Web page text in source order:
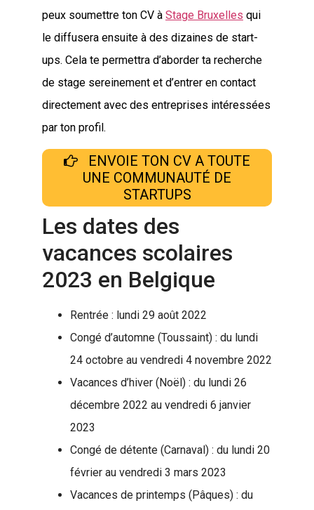
peux soumettre ton CV à Stage Bruxelles qui
le diffusera ensuite à des dizaines de start-
ups. Cela te permettra d’aborder ta recherche
de stage sereinement et d’entrer en contact
directement avec des entreprises intéressées
par ton profil.
ENVOIE TON CV A TOUTE
UNE COMMUNAUTÉ DE
STARTUPS
Les dates des
vacances scolaires
2023 en Belgique
Rentrée : lundi 29 août 2022
Congé d’automne (Toussaint) : du lundi
24 octobre au vendredi 4 novembre 2022
Vacances d’hiver (Noël) : du lundi 26
décembre 2022 au vendredi 6 janvier
2023
Congé de détente (Carnaval) : du lundi 20
février au vendredi 3 mars 2023
Vacances de printemps (Pâques) : du